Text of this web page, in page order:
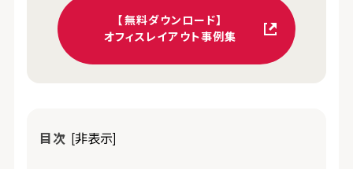
【無料ダウンロード】
オフィスレイアウト事例集
目次 [非表示]